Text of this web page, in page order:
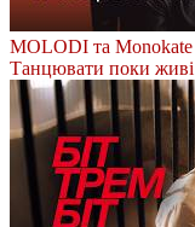
MOLODI та Monokate
Танцювати поки живі